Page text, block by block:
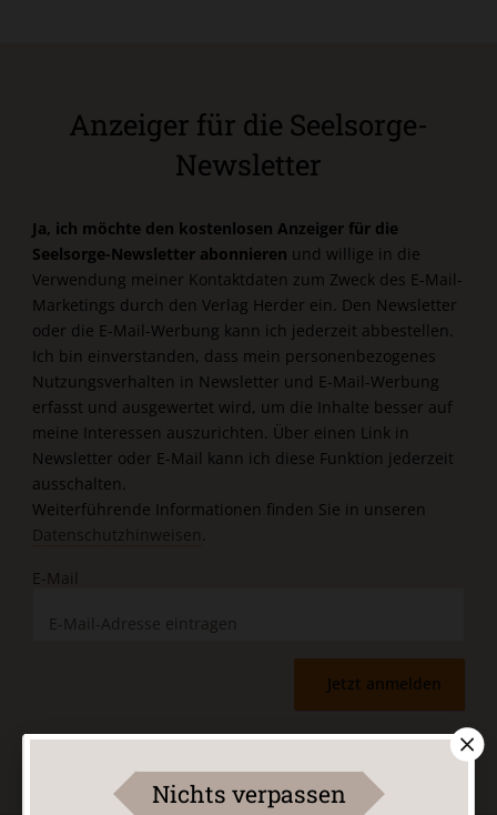
Anzeiger für die Seelsorge-
Newsletter
Ja, ich möchte den kostenlosen Anzeiger für die
Seelsorge-Newsletter abonnieren und willige in die
Verwendung meiner Kontaktdaten zum Zweck des E-Mail-
Marketings durch den Verlag Herder ein. Den Newsletter
oder die E-Mail-Werbung kann ich jederzeit abbestellen.
Ich bin einverstanden, dass mein personenbezogenes
Nutzungsverhalten in Newsletter und E-Mail-Werbung
erfasst und ausgewertet wird, um die Inhalte besser auf
meine Interessen auszurichten. Über einen Link in
Newsletter oder E-Mail kann ich diese Funktion jederzeit
ausschalten.
Weiterführende Informationen finden Sie in unseren
Datenschutzhinweisen.
E-Mail
Jetzt anmelden
Nichts verpassen